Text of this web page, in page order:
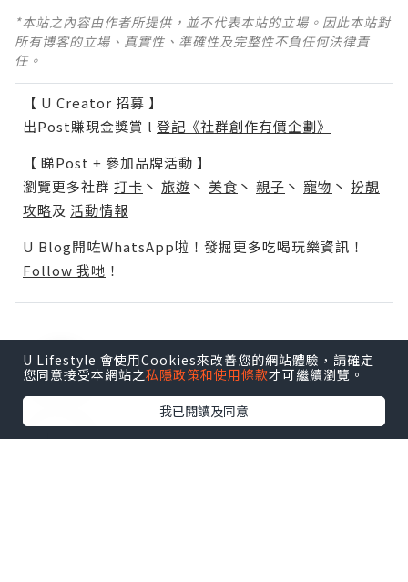
*本站之內容由作者所提供，並不代表本站的立場。因此本站對
所有博客的立場、真實性、準確性及完整性不負任何法律責
任。
【 U Creator 招募 】
出Post賺現金獎賞 l 登記《社群創作有價企劃》
【 睇Post + 參加品牌活動 】
瀏覽更多社群 打卡 丶 旅遊 丶 美食 丶 親子 丶 寵物 丶 扮靚
攻略及 活動情報
U Blog開咗WhatsApp啦！發掘更多吃喝玩樂資訊！
Follow 我哋 ！
0個讚好
收藏
U Lifestyle 會使用Cookies來改善您的網站體驗，請確定
您同意接受本網站之私隱政策和使用條款才可繼續瀏覽。
我已閱讀及同意